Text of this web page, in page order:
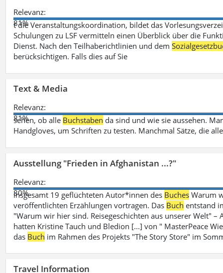
Relevanz:
81%
t die Veranstaltungskoordination, bildet das
Schulungen zu LSF vermitteln einen Überblick über die
Dienst. Nach den Teilhaberichtlinien und dem
berücksichtigen. Falls dies auf Sie
Text & Media
Relevanz:
81%
sehen, ob alle Buchstaben da sind und wie sie aussehen.
Handgloves, um Schriften zu testen. Manchmal Sätze, die
Ausstellung "Frieden in Afghanistan ...?"
Relevanz:
80%
insgesamt 19 geflüchteten Autor*innen des Buches Warum
veröffentlichten Erzählungen vortragen. Das Buch entstand
"Warum wir hier sind. Reisegeschichten aus unserer Welt"
hatten Kristine Tauch und Bledion [...] von " MasterPeace
das Buch im Rahmen des Projekts "The Story Store" im
Travel Information